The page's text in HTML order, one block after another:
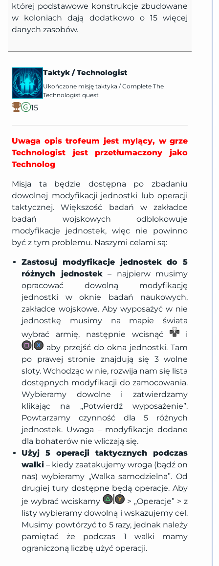
której podstawowe konstrukcje zbudowane
w koloniach dają dodatkowo o 15 więcej
danych zasobów.
15
Taktyk /Technologist
Ukończone misję taktyka /Complete The
Technologist quest
Uwaga opis trofeum jest mylący, w grze
Technologist jest przetłumaczony jako
Technolog
Misja ta będzie dostępna po zbadaniu
dowolnej modyfikacji jednostki lub operacji
taktycznej. Większość badań w zakładce
badań wojskowych odblokowuje
modyfikacje jednostek, więc nie powinno
być z tym problemu. Naszymi celami są:
Zastosuj modyfikacje jednostek do 5
różnych jednostek– najpierw musimy
opracować dowolną modyfikację
jednostki w oknie badań naukowych,
zakładce wojskowe. Aby wyposażyć w nie
jednostkę musimy na mapie świata
wybrać armię, następnie wcisnąć
i
aby przejść do okna jednostki. Tam
po prawej stronie znajdują się 3 wolne
sloty. Wchodząc w nie, rozwija nam się lista
dostępnych modyfikacji do zamocowania.
Wybieramy dowolne i zatwierdzamy
klikając na „Potwierdź wyposażenie”.
Powtarzamy czynność dla 5 różnych
jednostek. Uwaga – modyfikacje dodane
dla bohaterów nie wliczają się.
Użyj 5 operacji taktycznych podczas
walki – kiedy zaatakujemy wroga (bądź on
nas) wybieramy „Walka samodzielna”. Od
drugiej tury dostępne będą operacje. Aby
je wybrać wciskamy
> „Operacje” > z
listy wybieramy dowolną i wskazujemy cel.
Musimy powtórzyć to 5 razy, jednak należy
pamiętać że podczas 1 walki mamy
ograniczoną liczbę użyć operacji.